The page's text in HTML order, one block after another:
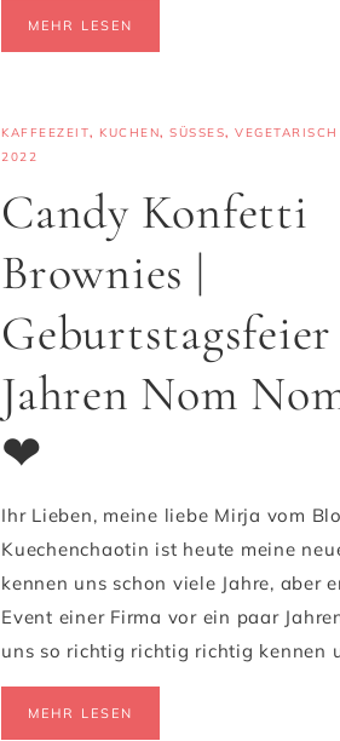
MEHR LESEN
KAFFEEZEIT, KUCHEN, SÜSSES , VEGETARISCH
2022
Candy Konfetti
Brownies |
Geburtstagsfeier
Jahren Nom
❤
Ihr Lieben, meine liebe Mirja vom
Kuechenchaotin ist heute meine
kennen uns schon viele Jahre, aber
Event einer Firma vor ein paar
uns so richtig richtig richtig kennen
MEHR LESEN